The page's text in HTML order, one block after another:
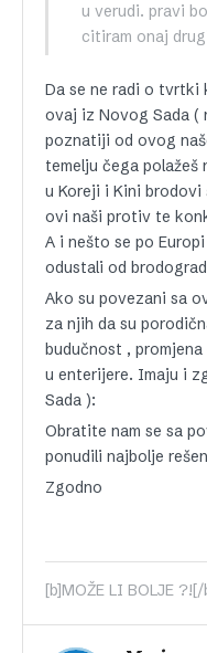
u verudi. pravi
citiram onaj
Da se ne radi o tvrtki
ovaj iz Novog Sada (
poznatiji od ovog
temelju čega polažeš
u Koreji i Kini
ovi naši protiv te
A i nešto se po
odustali od
Ako su povezani sa
za njih da su
budučnost ,
u enterijere. Imaju i
Sada ):
Obratite nam se sa
ponudili najbolje
Zgodno
[b]MOŽE LI BOLJE ?![/